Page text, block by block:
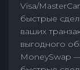
Visa/
быстрые
ваших
выгодного
MoneySwap